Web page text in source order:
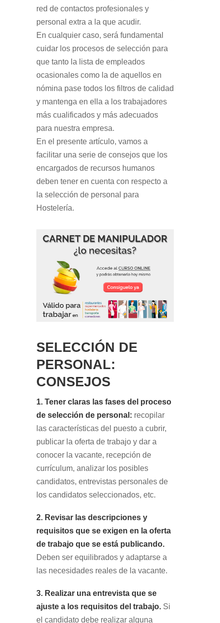
red de contactos profesionales y
personal extra a la que acudir.
En cualquier caso, será fundamental
cuidar los procesos de selección para
que tanto la lista de empleados
ocasionales como la de aquellos en
nómina pase todos los filtros de calidad
y mantenga en ella a los trabajadores
más cualificados y más adecuados
para nuestra empresa.
En el presente artículo, vamos a
facilitar una serie de consejos que los
encargados de recursos humanos
deben tener en cuenta con respecto a
la selección de personal para
Hostelería.
SELECCIÓN DE
PERSONAL:
CONSEJOS
1. Tener claras las fases del proceso
de selección de personal: recopilar
las características del puesto a cubrir,
publicar la oferta de trabajo y dar a
conocer la vacante, recepción de
currículum, analizar los posibles
candidatos, entrevistas personales de
los candidatos seleccionados, etc.
2. Revisar las descripciones y
requisitos que se exigen en la oferta
de trabajo que se está publicando.
Deben ser equilibrados y adaptarse a
las necesidades reales de la vacante.
3. Realizar una entrevista que se
ajuste a los requisitos del trabajo. Si
el candidato debe realizar alguna